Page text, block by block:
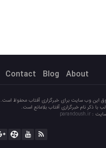
About
Blog
Contact
این وب سایت برای خبرگزاری آفتاب محفوظ است.
با ذکر نام خبرگزاری آفتاب بلامانع است.
: